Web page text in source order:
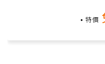
特價